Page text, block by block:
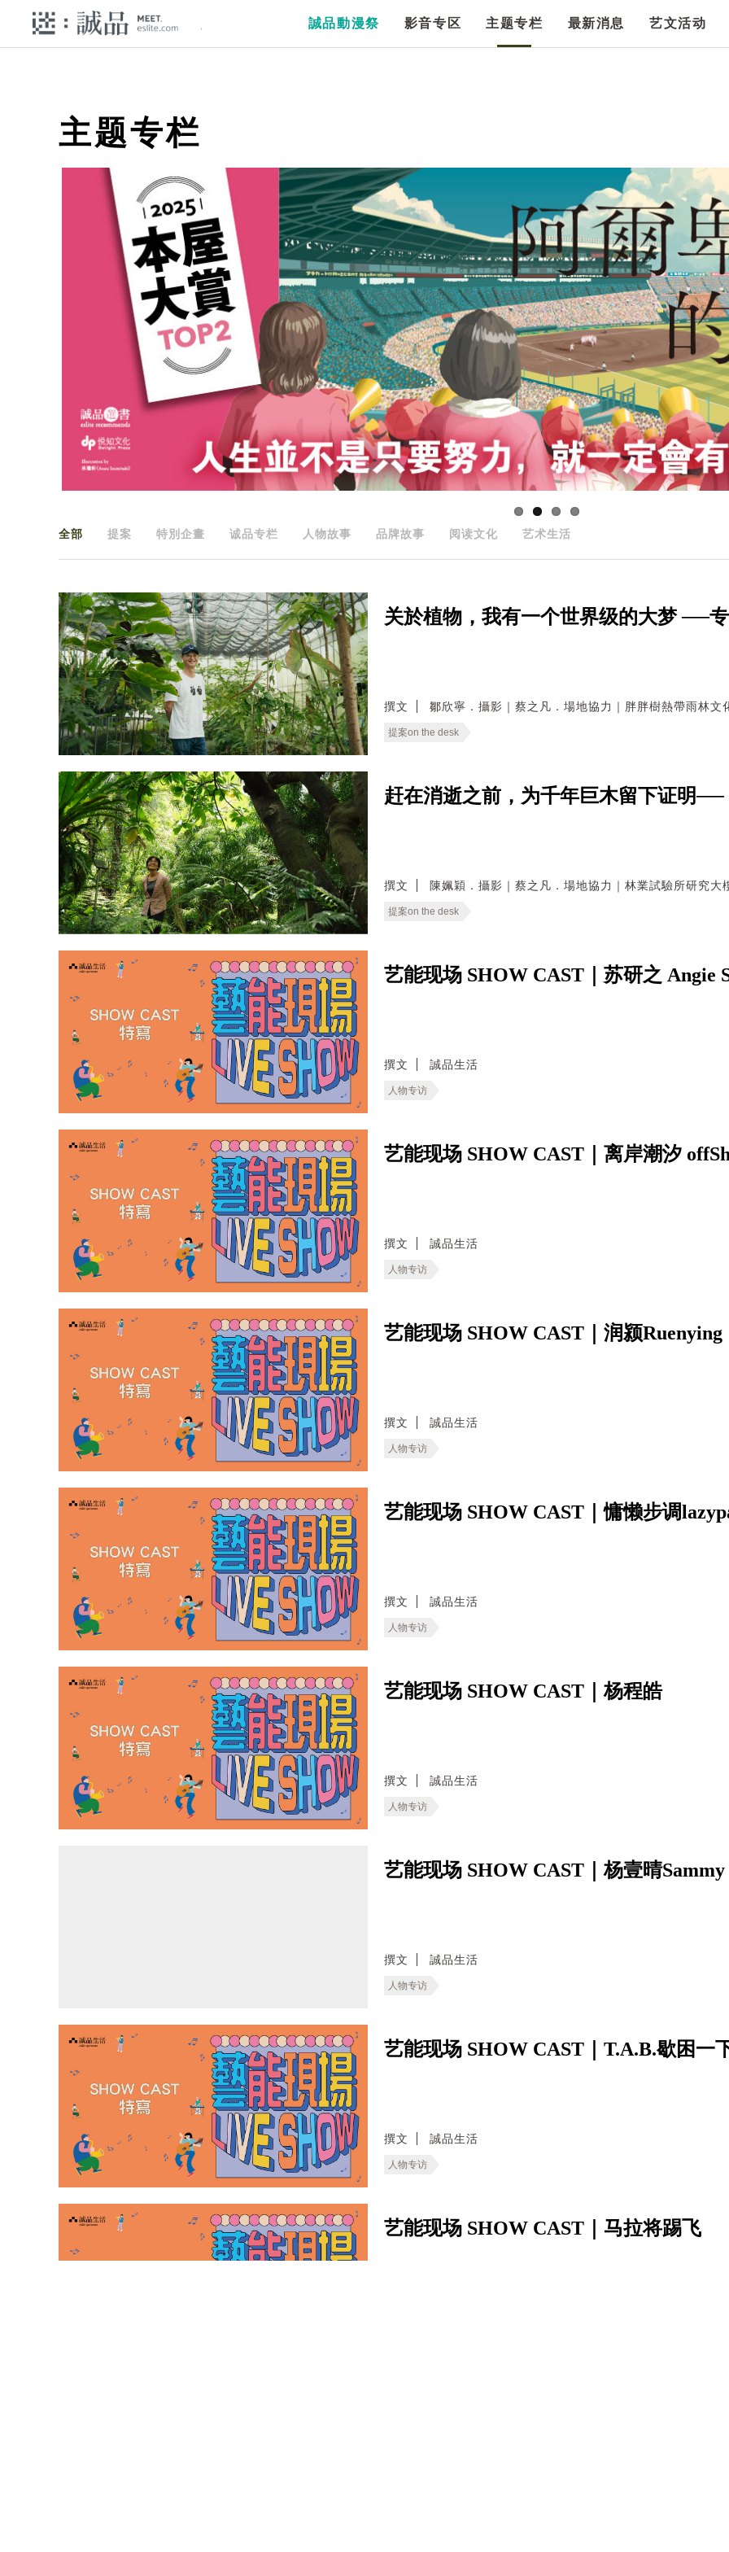
誠品動漫祭 影音专区 主题专栏 最新消息 艺文活动
主题专栏
全部 提案 特別企畫 诚品专栏 人物故事 品牌故事 阅读文化 艺术生活
关於植物，我有一个世界级的大梦 ──
撰文 鄒欣寧．攝影｜蔡之凡．場地協力｜胖胖樹熱帶雨林文
提案on the desk
赶在消逝之前，为千年巨木留下证明
撰文 陳姵穎．攝影｜蔡之凡．場地協力｜林業試驗所研究大
提案on the desk
艺能现场 SHOW CAST｜苏研之 Angie
撰文 誠品生活
人物专访
艺能现场 SHOW CAST｜离岸潮汐
撰文 誠品生活
人物专访
艺能现场 SHOW CAST｜润颍Ruenying
撰文 誠品生活
人物专访
艺能现场 SHOW CAST｜慵懒步调
撰文 誠品生活
人物专访
艺能现场 SHOW CAST｜杨程皓
撰文 誠品生活
人物专访
艺能现场 SHOW CAST｜杨壹晴Sammy
撰文 誠品生活
人物专访
艺能现场 SHOW CAST｜T.A.B.歇困一
撰文 誠品生活
人物专访
艺能现场 SHOW CAST｜马拉将踢飞